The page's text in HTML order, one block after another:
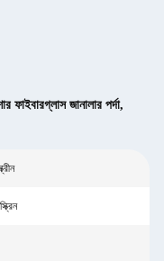
ফাইবারগ্লাস জানালার পর্দা,